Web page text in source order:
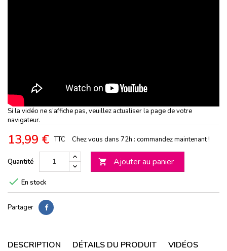
Si la vidéo ne s’affiche pas, veuillez actualiser la page de votre
navigateur.
13,99 € TTC Chez vous dans 72h : commandez maintenant !
Quantité  Ajouter au panier
 En stock
Partager
DESCRIPTION DÉTAILS DU PRODUIT
VIDÉOS